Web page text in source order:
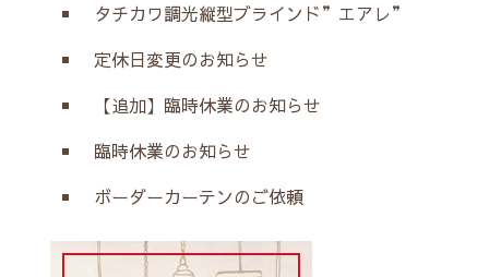
タチカワ調光縦型ブラインド”エアレ”
定休日変更のお知らせ
【追加】臨時休業のお知らせ
臨時休業のお知らせ
ボーダーカーテンのご依頼